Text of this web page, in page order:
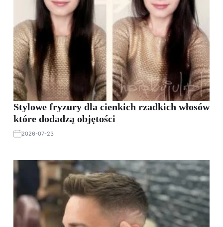
Stylowe fryzury dla cienkich rzadkich włosów
które dodadzą objętości
2026-07-23